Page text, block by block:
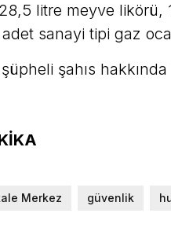
litre meyve likörü,
adet sanayi tipi gaz
şahıs
Merkez güvenlik